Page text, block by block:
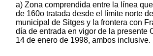
a) Zona comprendida entre la línea
de 160o tratada desde el límite norte
municipal de Sitges y la frontera con
día de entrada en vigor de la presente
14 de enero de 1998, ambos inclusive.